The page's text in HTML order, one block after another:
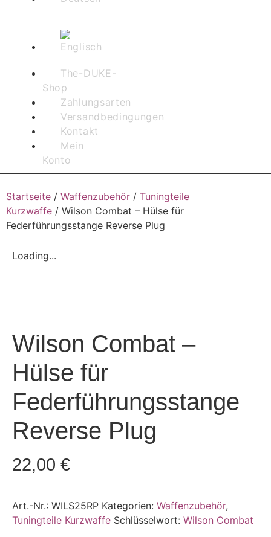
The-DUKE-
Shop
Zahlungsarten
Versandbedingungen
Kontakt
Mein
Konto
Startseite / Waffenzubehör / Tuningteile
Kurzwaffe / Wilson Combat – Hülse für
Federführungsstange Reverse Plug
Loading...
Wilson Combat –
Hülse für
Federführungsstange
Reverse Plug
22,00 €
Art.-Nr.: WILS25RP Kategorien: Waffenzubehör,
Tuningteile Kurzwaffe Schlüsselwort: Wilson Combat